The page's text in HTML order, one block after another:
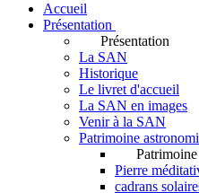
Accueil
Présentation
Présentation
La SAN
Historique
Le livret d'accueil
La SAN en images
Venir à la SAN
Patrimoine
Pierre
cadrans